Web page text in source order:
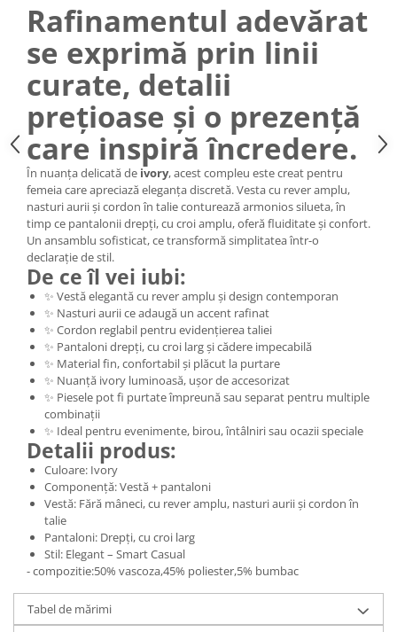
Rafinamentul adevărat
se exprimă prin linii
curate, detalii
prețioase și o prezență
care inspiră încredere.
În nuanța delicată de ivory, acest compleu este creat pentru
femeia care apreciază eleganța discretă. Vesta cu rever amplu,
nasturi aurii și cordon în talie conturează armonios silueta, în
timp ce pantalonii drepți, cu croi amplu, oferă fluiditate și confort.
Un ansamblu sofisticat, ce transformă simplitatea într-o
declarație de stil.
De ce îl vei iubi:
✨ Vestă elegantă cu rever amplu și design contemporan
✨ Nasturi aurii ce adaugă un accent rafinat
✨ Cordon reglabil pentru evidențierea taliei
✨ Pantaloni drepți, cu croi larg și cădere impecabilă
✨ Material fin, confortabil și plăcut la purtare
✨ Nuanță ivory luminoasă, ușor de accesorizat
✨ Piesele pot fi purtate împreună sau separat pentru multiple
combinații
✨ Ideal pentru evenimente, birou, întâlniri sau ocazii speciale
Detalii produs:
Culoare: Ivory
Componență: Vestă + pantaloni
Vestă: Fără mâneci, cu rever amplu, nasturi aurii și cordon în
talie
Pantaloni: Drepți, cu croi larg
Stil: Elegant – Smart Casual
- compozitie:50% vascoza,45% poliester,5% bumbac
Tabel de mărimi